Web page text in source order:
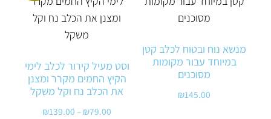
מנשא נוח ובטוח לכלב קטן
במיוחד עבור מקומות
מסוכנים
₪145.00
וסט מעיל קירור לכלב לימי
הקיץ החמים מקרר ומצנן
את הכלב נח וקל משקל
₪79.00
–
₪139.00